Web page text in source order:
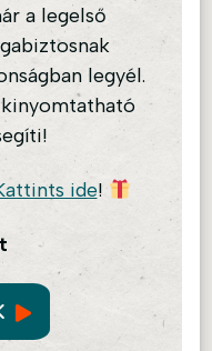
a legelső
legyél.
ide!